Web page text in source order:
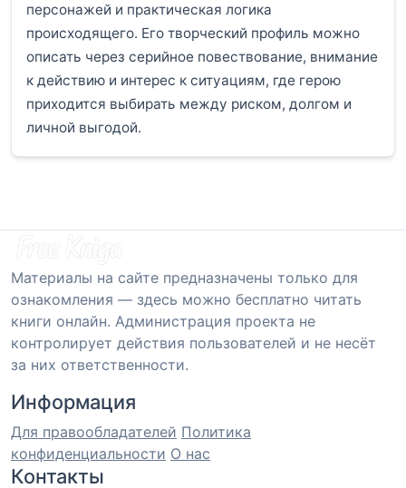
персонажей и практическая логика
происходящего. Его творческий профиль можно
описать через серийное повествование, внимание
к действию и интерес к ситуациям, где герою
приходится выбирать между риском, долгом и
личной выгодой.
Материалы на сайте предназначены только для
ознакомления — здесь можно бесплатно читать
книги онлайн. Администрация проекта не
контролирует действия пользователей и не несёт
за них ответственности.
Информация
Для правообладателей Политика
конфиденциальности О нас
Контакты